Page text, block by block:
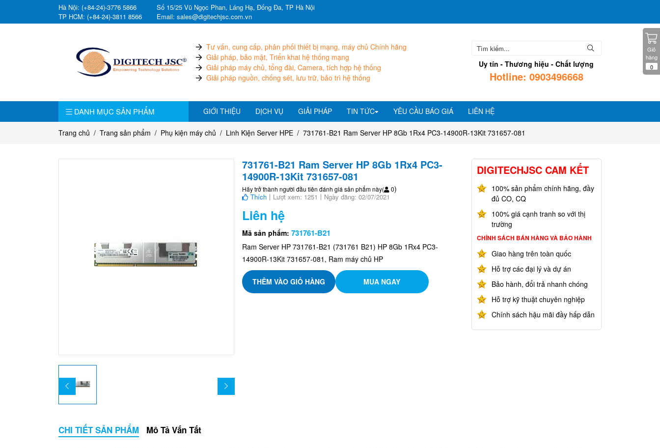
Hà Nội: (+84-24)-3776 5866
TP HCM: (+84-24)-3811 8566
Số 15/25 Vũ Ngọc Phan, Láng Hạ, Đống Đa, TP Hà Nội
Email: sales@digitechjsc.com.vn
Tư vấn, cung cấp, phân phối thiết bị mạng, máy chủ Chính hãng
Giải pháp, bảo mật, Triển khai hệ thống mạng
Giải pháp máy chủ, tổng đài, Camera, tích hợp hệ thống
Giải pháp nguồn, chống sét, lưu trữ, bảo trì hệ thống
Uy tín - Thương hiệu - Chất lượng
Hotline: 0903496668
DANH MỤC SẢN PHẨM GIỚI THIỆU DỊCH VỤ GIẢI PHÁP TIN TỨC YÊU CẦU BÁO GIÁ LIÊN HỆ
Giỏ
hàng
0
Trang chủ Trang sản phẩm Phụ kiện máy chủ Linh Kiện Server HPE 731761-B21 Ram Server HP 8Gb 1Rx4 PC3-14900R-13Kit 731657-081
731761-B21 Ram Server HP 8Gb 1Rx4 PC3-
14900R-13Kit 731657-081
Hãy trở thành người đầu tiên đánh giá sản phẩm này( 0)
Thích Lượt xem: 1251 Ngày đăng: 02/07/2021
Liên hệ
Mã sản phẩm: 731761-B21
Ram Server HP 731761-B21 (731761 B21) HP 8Gb 1Rx4 PC3-
14900R-13Kit 731657-081, Ram máy chủ HP
THÊM VÀO GIỎ HÀNG MUA NGAY
DIGITECHJSC CAM KẾT
100% sản phẩm chính hãng, đầy
đủ CO, CQ
100% giá cạnh tranh so với thị
trường
CHÍNH SÁCH BÁN HÀNG VÀ BẢO HÀNH
Giao hàng trên toàn quốc
Hỗ trợ các đại lý và dự án
Bảo hành, đổi trả nhanh chóng
Hỗ trợ kỹ thuật chuyên nghiệp
Chính sách hậu mãi đầy hấp dẫn
CHI TIẾT SẢN PHẨM Mô Tả Vắn Tắt